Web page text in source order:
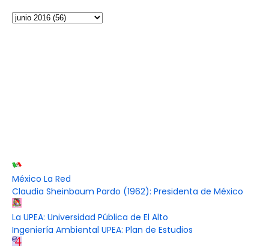
México La Red
Claudia Sheinbaum Pardo (1962): Presidenta de México
La UPEA: Universidad Pública de El Alto
Ingeniería Ambiental UPEA: Plan de Estudios